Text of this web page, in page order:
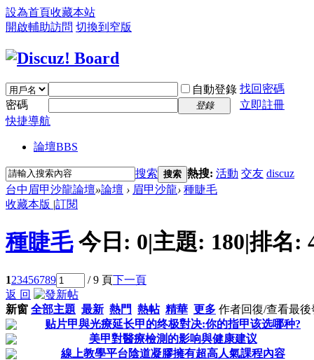
設為首頁收藏本站
開啟輔助訪問 切換到窄版
自動登錄 找回密碼
密碼
登錄
立即註冊
快捷導航
論壇BBS
搜索 搜索 熱搜: 活動 交友 discuz
台中眉甲沙龍論壇»論壇 › 眉甲沙龍› 種睫毛
收藏本版 |訂閱
種睫毛 今日: 0|主題: 180|排名:
123456789 / 9 頁下一頁
返 回
新窗 全部主題 最新 熱門 熱帖 精華 更多 作者回復/查看最後
贴片甲與光療延长甲的终极對决:你的指甲该选哪种?
美甲對醫療檢測的影响與健康建议
線上教學平台陰道凝膠擁有超高人氣課程內容